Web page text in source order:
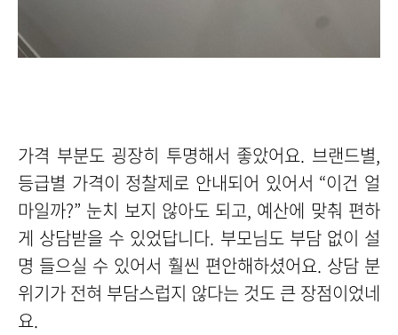
가격 부분도 굉장히 투명해서 좋았어요. 브랜드별,
등급별 가격이 정찰제로 안내되어 있어서 “이건 얼
마일까?” 눈치 보지 않아도 되고, 예산에 맞춰 편하
게 상담받을 수 있었답니다. 부모님도 부담 없이 설
명 들으실 수 있어서 훨씬 편안해하셨어요. 상담 분
위기가 전혀 부담스럽지 않다는 것도 큰 장점이었네
요.